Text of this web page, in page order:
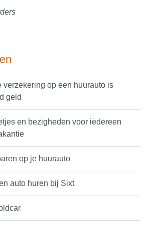
verzekering op een huurauto is
geld
en bezigheden voor iedereen
op je huurauto
auto huren bij Sixt